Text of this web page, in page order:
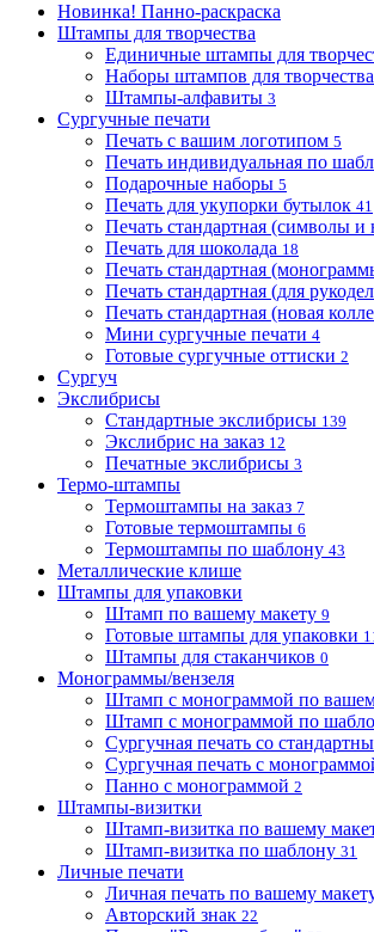
Новинка! Панно-раскраска
Штампы для творчества
Единичные штампы для
Наборы штампов для творчества
Штампы-алфавиты 3
Сургучные печати
Печать с вашим логотипом 5
Печать индивидуальная по
Подарочные наборы 5
Печать для укупорки бутылок 41
Печать стандартная (символы и
Печать для шоколада 18
Печать стандартная
Печать стандартная (для
Печать стандартная (новая
Мини сургучные печати 4
Готовые сургучные оттиски 2
Сургуч
Экслибрисы
Стандартные экслибрисы 139
Экслибрис на заказ 12
Печатные экслибрисы 3
Термо-штампы
Термоштампы на заказ 7
Готовые термоштампы 6
Термоштампы по шаблону 43
Металлические клише
Штампы для упаковки
Штамп по вашему макету 9
Готовые штампы для упаковки
Штампы для стаканчиков 0
Монограммы/вензеля
Штамп с монограммой по
Штамп с монограммой по
Сургучная печать со
Сургучная печать с
Панно с монограммой 2
Штампы-визитки
Штамп-визитка по вашему
Штамп-визитка по шаблону 31
Личные печати
Личная печать по вашему
Авторский знак 22